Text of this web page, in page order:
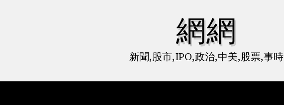
網網
新聞,股市,IPO,政治,中美,股票,事時